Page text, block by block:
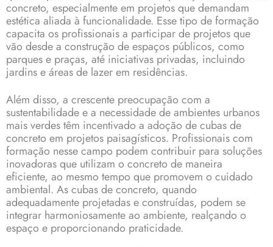
concreto, especialmente em projetos que demandam
estética aliada à funcionalidade. Esse tipo de formação
capacita os profissionais a participar de projetos que
vão desde a construção de espaços públicos, como
parques e praças, até iniciativas privadas, incluindo
jardins e áreas de lazer em residências.
Além disso, a crescente preocupação com a
sustentabilidade e a necessidade de ambientes urbanos
mais verdes têm incentivado a adoção de cubas de
concreto em projetos paisagísticos. Profissionais com
formação nesse campo podem contribuir para soluções
inovadoras que utilizam o concreto de maneira
eficiente, ao mesmo tempo que promovem o cuidado
ambiental. As cubas de concreto, quando
adequadamente projetadas e construídas, podem se
integrar harmoniosamente ao ambiente, realçando o
espaço e proporcionando praticidade.